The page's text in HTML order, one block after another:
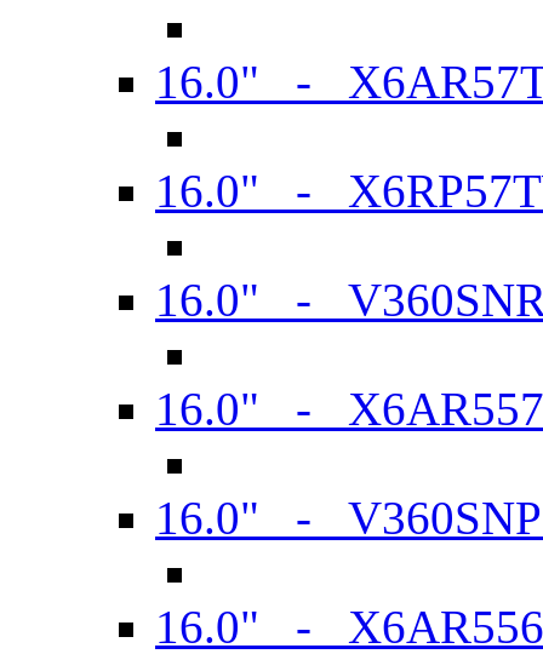
16.0" -
16.0" -
16.0" -
16.0" -
16.0" -
16.0" -